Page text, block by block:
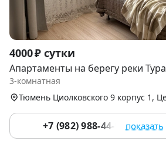
Item
1
of
9
4000 ₽ сутки
Апартаменты на берегу реки Тура
3-комнатная
+7 (982) 988-44-93 показать